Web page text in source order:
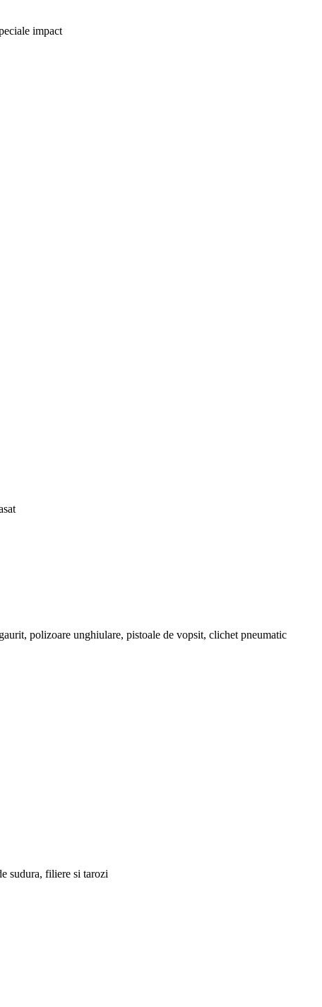
impact
polizoare unghiulare, pistoale de vopsit, clichet pneumatic
sudura, filiere si tarozi